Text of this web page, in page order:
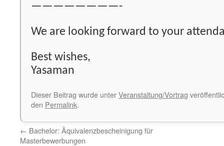
————————-
We are looking forward to your
Best wishes,
Yasaman
Dieser Beitrag wurde unterVeranstaltung/Vortrag
den Permalink.
← Bachelor: Äquivalenzbescheinigung für
Masterbewerbungen